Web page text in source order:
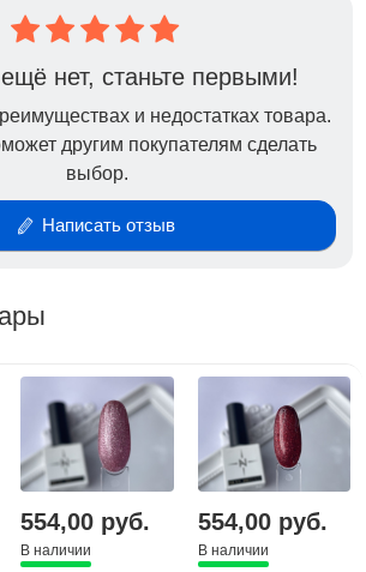
нет, станьте первыми!
и недостатках товара.
другим покупателям сделать
выбор.
Написать отзыв
554,00 руб.
В наличии
554,00 руб.
В наличии